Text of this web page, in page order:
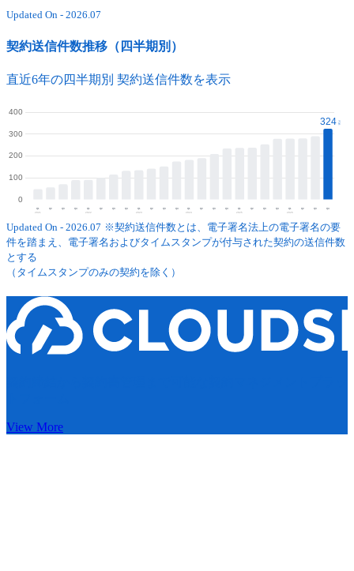
Updated On - 2026.07
契約送信件数推移（四半期別）
直近6年の四半期別 契約送信件数を表示
Updated On - 2026.07 ※契約送信件数とは、電子署名法上の電子署名の要
件を踏まえ、電子署名およびタイムスタンプが付与された契約の送信件数
とする
（タイムスタンプのみの契約を除く）
View More